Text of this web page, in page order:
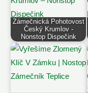
Zámečnická Pohotovost
Český Krumlov -
Nonstop Dispečink